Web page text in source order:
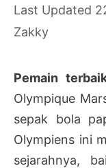
Zakky
Pemain
Olympique
sepak bola
Olympiens ini
sejarahnya,